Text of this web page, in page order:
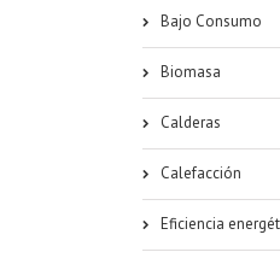
Bajo Consumo
Biomasa
Calderas
Calefacción
Eficiencia